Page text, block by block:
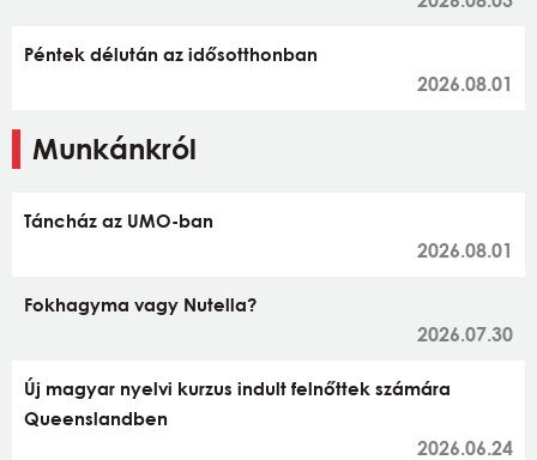
Péntek délután az idősotthonban
2026.08.01
Munkánkról
Táncház az UMO-ban
2026.08.01
Fokhagyma vagy Nutella?
2026.07.30
Új magyar nyelvi kurzus indult felnőttek számára
Queenslandben
2026.06.24